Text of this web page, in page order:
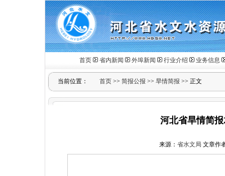
首页 省内新闻 外埠新闻 行业介绍 业务信息
当前位置： 首页 >> 简报公报 >> 旱情简报 >> 正文
河北省旱情简
来源： 省水文局 文章作